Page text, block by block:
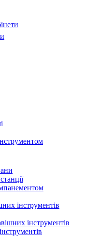
інструментів
інструментів